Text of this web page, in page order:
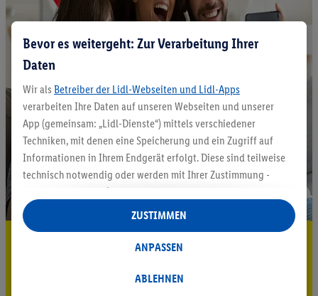
5.95 € Versand sparen³²ᵃ
Bevor es weitergeht: Zur Verarbeitung Ihrer
Daten
Wir als Betreiber der Lidl-Webseiten und Lidl-Apps
verarbeiten Ihre Daten auf unseren Webseiten und unserer
App (gemeinsam: „Lidl-Dienste“) mittels verschiedener
Techniken, mit denen eine Speicherung und ein Zugriff auf
Informationen in Ihrem Endgerät erfolgt. Diese sind teilweise
technisch notwendig oder werden mit Ihrer Zustimmung -
auch durch Partner (u.a.
Verantwortliche; im Zusammenhang mit dem IAB TCF
insgesamt
Statistik-Erstellung oder für personalisierte Werbung
Datenverarbeitungen für personalisierte Werbung werden
ABLEHNEN
ANPASSEN
ZUSTIMMEN